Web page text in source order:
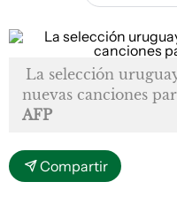
La selección
nuevas canciones
AFP
Compartir